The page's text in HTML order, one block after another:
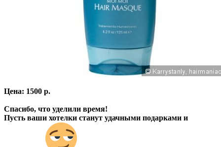
Цена: 1500 р.
Спасибо, что уделили время!
Пусть ваши хотелки станут удачными подарками и